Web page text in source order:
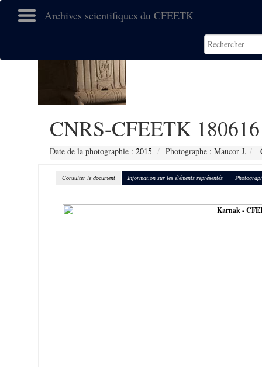
Archives scientifiques du CFEETK
CNRS-CFEETK 180616
Date de la photographie : 2015 Photographe : Maucor J.
Consulter le document Information sur les éléments représentés